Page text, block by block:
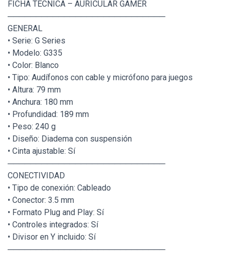
FICHA TÉCNICA – AURICULAR GAMER
────────────────────────────
GENERAL
• Serie: G Series
• Modelo: G335
• Color: Blanco
• Tipo: Audífonos con cable y micrófono para juegos
• Altura: 79 mm
• Anchura: 180 mm
• Profundidad: 189 mm
• Peso: 240 g
• Diseño: Diadema con suspensión
• Cinta ajustable: Sí
────────────────────────────
CONECTIVIDAD
• Tipo de conexión: Cableado
• Conector: 3.5 mm
• Formato Plug and Play: Sí
• Controles integrados: Sí
• Divisor en Y incluido: Sí
────────────────────────────